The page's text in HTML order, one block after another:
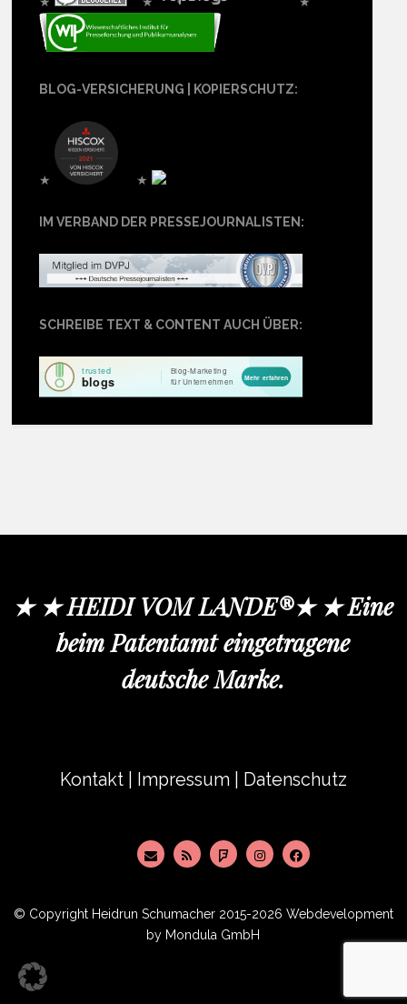
BLOG-VERSICHERUNG | KOPIERSCHUTZ:
★ ★
IM VERBAND DER PRESSEJOURNALISTEN:
SCHREIBE TEXT & CONTENT AUCH ÜBER:
★ ★ HEIDI VOM LANDE®★ ★ Eine
beim Patentamt eingetragene
deutsche Marke.
Kontakt Impressum Datenschutz
© Copyright Heidrun Schumacher 2015-2026 Webdevelopment
by Mondula GmbH